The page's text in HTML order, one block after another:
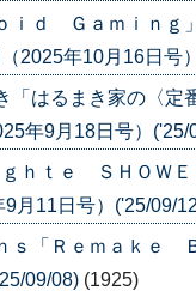
ｉｄ Ｇａｍｉｎ
2025年10月16日号
はるまき家の〈定
年9月18日号）('25/
ｇｈｔｅ ＳＨＯＷ
月11日号）('25/09/
ｓ「Ｒｅｍａｋｅ
09/08) (1925)